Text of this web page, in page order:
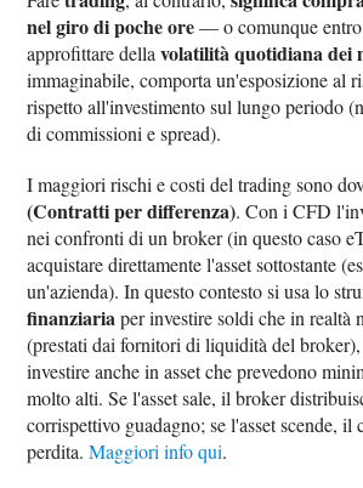
nel giro di poche ore— o comunque
approfittare dellavolatilità quotidiana dei
immaginabile, comporta un'esposizione al
rispetto all'investimento sul lungo periodo
di commissioni e spread).
I maggiori rischi e costi del trading sono
(Contratti per differenza). Con i CFD
nei confronti di un broker (in questo caso
acquistare direttamente l'asset sottostante
un'azienda). In questo contesto si usa lo
finanziariaper investire soldi che in realtà
(prestati dai fornitori di liquidità del
investire anche in asset che prevedono
molto alti. Se l'asset sale, il broker
corrispettivo guadagno; se l'asset scende, il
perdita.Maggiori info qui.